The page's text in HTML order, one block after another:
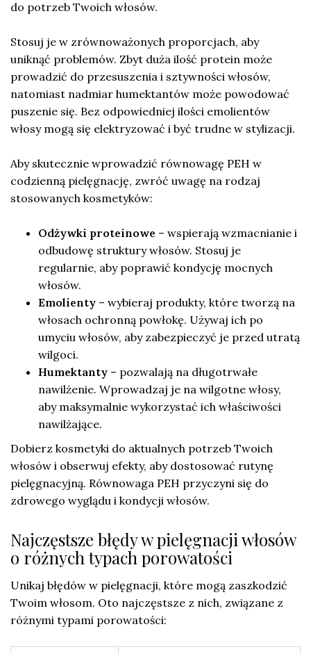
do potrzeb Twoich włosów.
Stosuj je w zrównoważonych proporcjach, aby
uniknąć problemów. Zbyt duża ilość protein może
prowadzić do przesuszenia i sztywności włosów,
natomiast nadmiar humektantów może powodować
puszenie się. Bez odpowiedniej ilości emolientów
włosy mogą się elektryzować i być trudne w stylizacji.
Aby skutecznie wprowadzić równowagę PEH w
codzienną pielęgnację, zwróć uwagę na rodzaj
stosowanych kosmetyków:
Odżywki proteinowe – wspierają wzmacnianie i
odbudowę struktury włosów. Stosuj je
regularnie, aby poprawić kondycję mocnych
włosów.
Emolienty – wybieraj produkty, które tworzą na
włosach ochronną powłokę. Używaj ich po
umyciu włosów, aby zabezpieczyć je przed utratą
wilgoci.
Humektanty – pozwalają na długotrwałe
nawilżenie. Wprowadzaj je na wilgotne włosy,
aby maksymalnie wykorzystać ich właściwości
nawilżające.
Dobierz kosmetyki do aktualnych potrzeb Twoich
włosów i obserwuj efekty, aby dostosować rutynę
pielęgnacyjną. Równowaga PEH przyczyni się do
zdrowego wyglądu i kondycji włosów.
Najczęstsze błędy w pielęgnacji włosów
o różnych typach porowatości
Unikaj błędów w pielęgnacji, które mogą zaszkodzić
Twoim włosom. Oto najczęstsze z nich, związane z
różnymi typami porowatości: